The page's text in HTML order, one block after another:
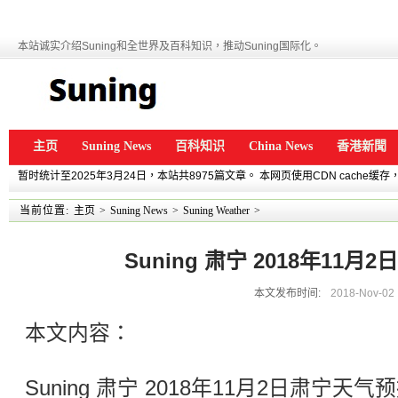
本站诚实介绍Suning和全世界及百科知识，推动Suning国际化。
主页 Suning News 百科知识 China News 香港新聞
暂时统计至2025年3月24日，本站共8975篇文章。 本网页使用CDN cache缓存
当前位置: 主页 > Suning News > Suning Weather >
Suning 肃宁 2018年11月2
本文发布时间: 2018-Nov-02
本文内容：
Suning 肃宁 2018年11月2日肃宁天气